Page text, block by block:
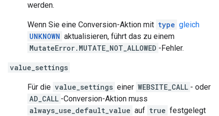
werden.
Wenn Sie eine Conversion-Aktion mit type gleich
UNKNOWN aktualisieren, führt das zu einem
MutateError.MUTATE_NOT_ALLOWED -Fehler.
value_settings
Für die value_settings einer WEBSITE_CALL - oder
AD_CALL -Conversion-Aktion muss
always_use_default_value auf true festgelegt